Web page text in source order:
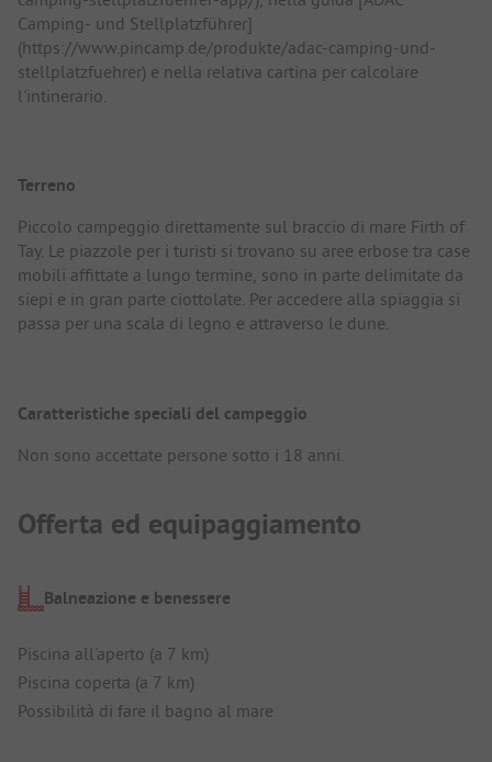
Camping- und Stellplatzführer]
(https://www.pincamp.de/produkte/adac-camping-und-
stellplatzfuehrer) e nella relativa cartina per calcolare
l'intinerario.
Terreno
Piccolo campeggio direttamente sul braccio di mare Firth of
Tay. Le piazzole per i turisti si trovano su aree erbose tra case
mobili affittate a lungo termine, sono in parte delimitate da
siepi e in gran parte ciottolate. Per accedere alla spiaggia si
passa per una scala di legno e attraverso le dune.
Caratteristiche speciali del campeggio
Non sono accettate persone sotto i 18 anni.
Offerta ed equipaggiamento
Balneazione e benessere
Piscina all'aperto (a 7 km)
Piscina coperta (a 7 km)
Possibilità di fare il bagno al mare